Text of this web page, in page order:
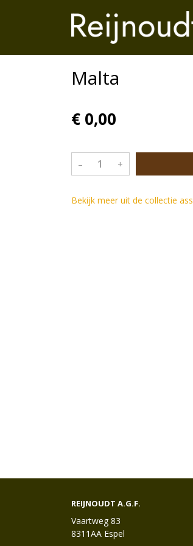
Malta
€ 0,00
– +
Bekijk meer uit de collectie
REIJNOUDT A.G.F.
Vaartweg 83
8311AA Espel